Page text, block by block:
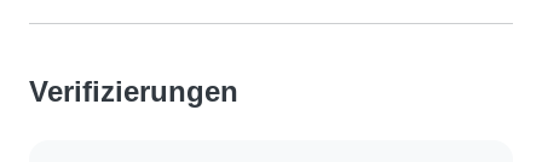
Verifizierungen